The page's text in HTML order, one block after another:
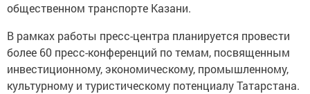
общественном транспорте Казани.
В рамках работы пресс-центра планируется провести
более 60 пресс-конференций по темам, посвященным
инвестиционному, экономическому, промышленному,
культурному и туристическому потенциалу Татарстана.